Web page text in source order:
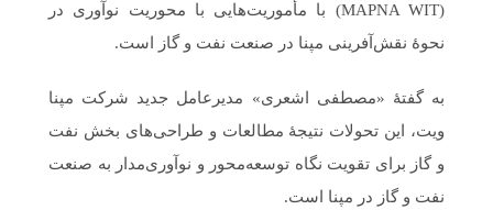
(MAPNA WIT) با مأموریت‌هایی با محوریت نوآوری در
نحوۀ نقش‌آفرینی مپنا در صنعت نفت و گاز است.
به گفتۀ «مصطفی اشعری» مدیرعامل جدید شرکت مپنا
ویت، این تحولات نتیجۀ مطالعات و طراحی‌های بخش نفت
و گاز برای تقویت نگاه توسعه‌محور و نوآوری‌مدار به صنعت
نفت و گاز در مپنا است.